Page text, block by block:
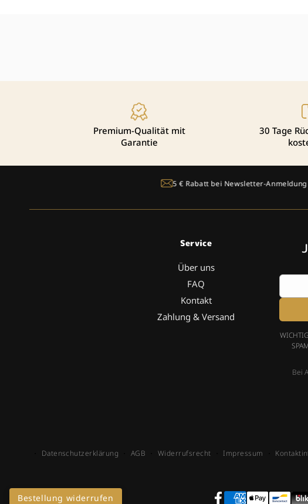
Premium-Qualität mit
Garantie
30 Tage
5 € Rabatt bei Newsletter-Anmeldung
Lieferzeit: 1-2 Werktage
Service
Über uns
FAQ
Kontakt
Zahlung & Versand
Bei
Datenschutzerklärung AGB Widerrufsrecht Impressum
© 2026Membags
Bestellung widerrufen